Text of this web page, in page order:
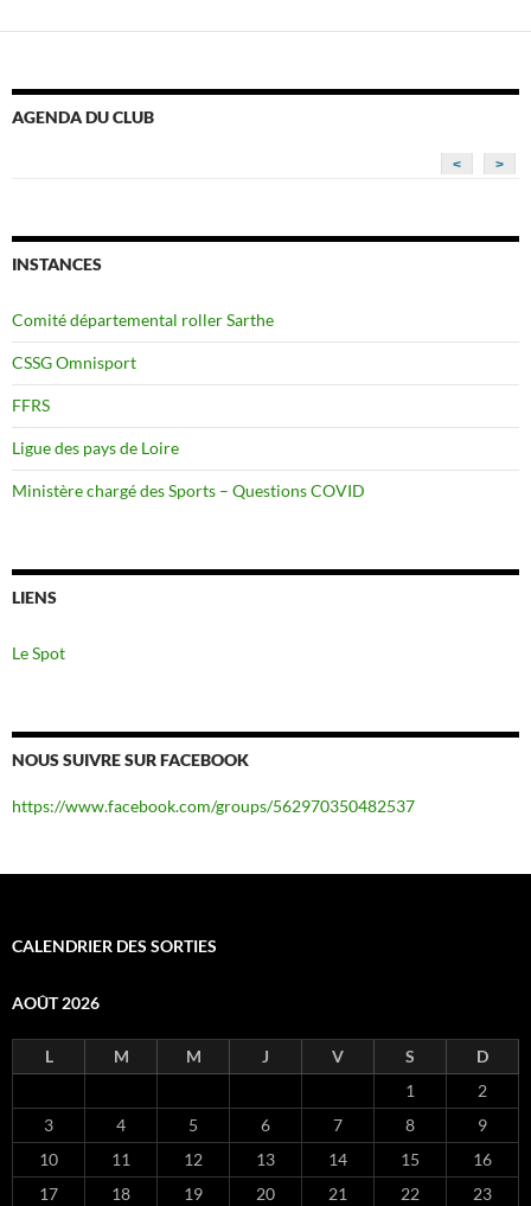
AGENDA DU CLUB
< >
INSTANCES
Comité départemental roller Sarthe
CSSG Omnisport
FFRS
Ligue des pays de Loire
Ministère chargé des Sports – Questions COVID
LIENS
Le Spot
NOUS SUIVRE SUR FACEBOOK
https://www.facebook.com/groups/562970350482537
CALENDRIER DES SORTIES
AOÛT 2026
L M M J V S
D
1
2
3
4 5 6 7 8
9
10
11 12 13 14 15
16
17
18 19 20 21 22
23